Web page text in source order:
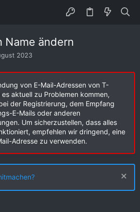
Name ändern
2023
von E-Mail-Adressen von T-
es aktuell zu Problemen kommen,
der Registrierung, dem Empfang
E-Mails oder anderen
Um sicherzustellen, dass alles
empfehlen wir dringend, eine
Adresse zu verwenden.